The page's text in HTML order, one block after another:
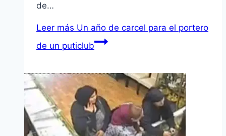
de…
Leer más Un año de carcel para el portero
de un puticlub